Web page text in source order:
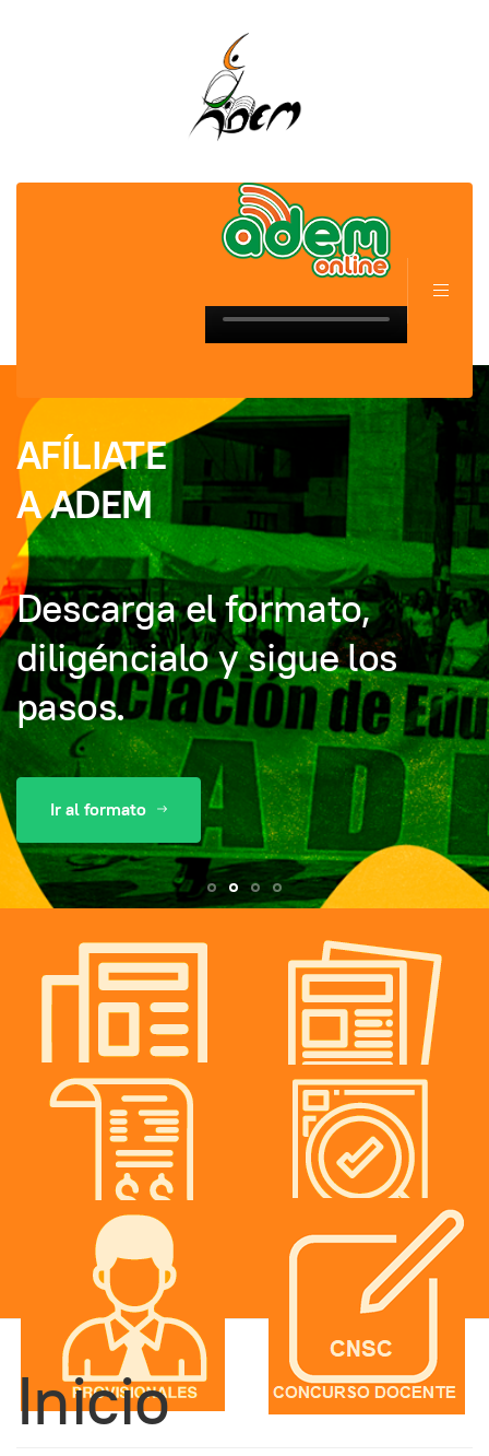
Radica
tu queja
Relacionada con el servicio de salud
Diligencia el formulario
Inicio